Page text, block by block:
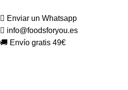
Enviar un Whatsapp
info@foodsforyou.es
🚚 Envío gratis 49€